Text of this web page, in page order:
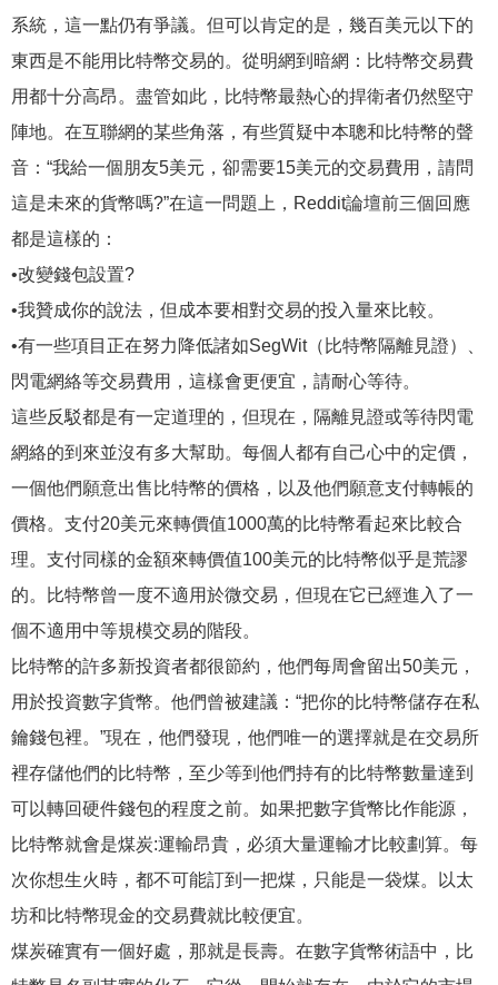
系統，這一點仍有爭議。但可以肯定的是，幾百美元以下的
東西是不能用比特幣交易的。從明網到暗網：比特幣交易費
用都十分高昂。盡管如此，比特幣最熱心的捍衛者仍然堅守
陣地。在互聯網的某些角落，有些質疑中本聰和比特幣的聲
音：“我給一個朋友5美元，卻需要15美元的交易費用，請問
這是未來的貨幣嗎?”在這一問題上，Reddit論壇前三個回應
都是這樣的：
•改變錢包設置?
•我贊成你的說法，但成本要相對交易的投入量來比較。
•有一些項目正在努力降低諸如SegWit（比特幣隔離見證）、
閃電網絡等交易費用，這樣會更便宜，請耐心等待。
這些反駁都是有一定道理的，但現在，隔離見證或等待閃電
網絡的到來並沒有多大幫助。每個人都有自己心中的定價，
一個他們願意出售比特幣的價格，以及他們願意支付轉帳的
價格。支付20美元來轉價值1000萬的比特幣看起來比較合
理。支付同樣的金額來轉價值100美元的比特幣似乎是荒謬
的。比特幣曾一度不適用於微交易，但現在它已經進入了一
個不適用中等規模交易的階段。
比特幣的許多新投資者都很節約，他們每周會留出50美元，
用於投資數字貨幣。他們曾被建議：“把你的比特幣儲存在私
鑰錢包裡。”現在，他們發現，他們唯一的選擇就是在交易所
裡存儲他們的比特幣，至少等到他們持有的比特幣數量達到
可以轉回硬件錢包的程度之前。如果把數字貨幣比作能源，
比特幣就會是煤炭:運輸昂貴，必須大量運輸才比較劃算。每
次你想生火時，都不可能訂到一把煤，只能是一袋煤。以太
坊和比特幣現金的交易費就比較便宜。
煤炭確實有一個好處，那就是長壽。在數字貨幣術語中，比